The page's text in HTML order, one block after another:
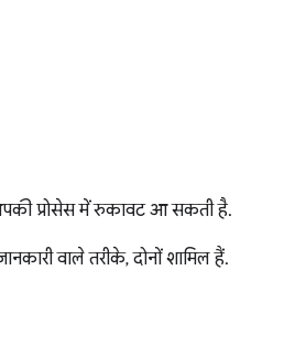
प्रोसेस में रुकावट आ सकती है.
वाले तरीके, दोनों शामिल हैं.